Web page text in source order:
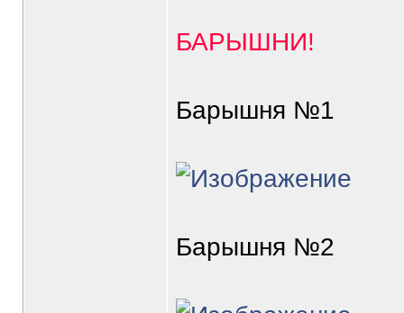
БАРЫШНИ!
Барышня №1
Барышня №2